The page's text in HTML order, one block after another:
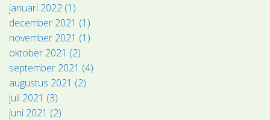
januari 2022 (1)
december 2021 (1)
november 2021 (1)
oktober 2021 (2)
september 2021 (4)
augustus 2021 (2)
juli 2021 (3)
juni 2021 (2)